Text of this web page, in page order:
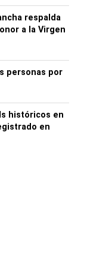
respalda
a la Virgen
personas por
históricos en
en